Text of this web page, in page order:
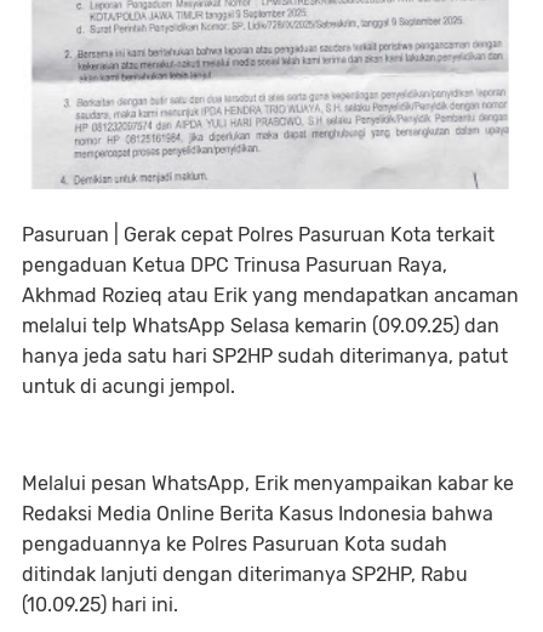
Pasuruan | Gerak cepat Polres Pasuruan Kota terkait
pengaduan Ketua DPC Trinusa Pasuruan Raya,
Akhmad Rozieq atau Erik yang mendapatkan ancaman
melalui telp WhatsApp Selasa kemarin (09.09.25) dan
hanya jeda satu hari SP2HP sudah diterimanya, patut
untuk di acungi jempol.
Melalui pesan WhatsApp, Erik menyampaikan kabar ke
Redaksi Media Online Berita Kasus Indonesia bahwa
pengaduannya ke Polres Pasuruan Kota sudah
ditindak lanjuti dengan diterimanya SP2HP, Rabu
(10.09.25) hari ini.